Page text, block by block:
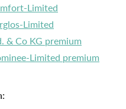
Limited
Limited
& Co KG premium
Limited premium